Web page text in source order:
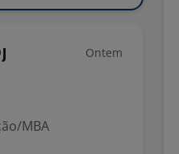
Ontem
MBA